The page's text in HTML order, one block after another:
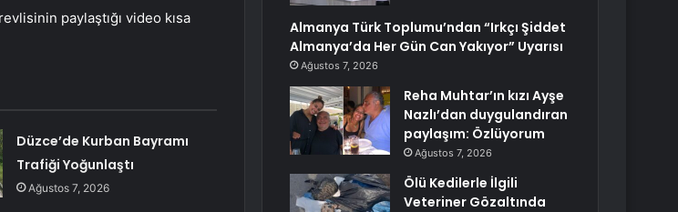
paylaştığı video kısa
Düzce’de Kurban Bayramı
Trafiği Yoğunlaştı
Ağustos 7, 2026
Almanya Türk Toplumu’ndan “Irkçı Şiddet
Almanya’da Her Gün Can Yakıyor” Uyarısı
Ağustos 7, 2026
Reha Muhtar’ın kızı Ayşe
Nazlı’dan duygulandıran
paylaşım: Özlüyorum
Ağustos 7, 2026
Ölü Kedilerle İlgili
Veteriner Gözaltında